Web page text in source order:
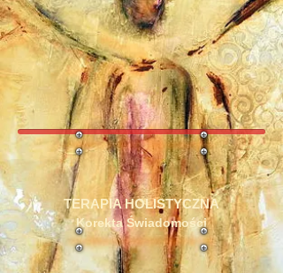
TERAPIA HOLISTYCZNA
Korekta Świadomości